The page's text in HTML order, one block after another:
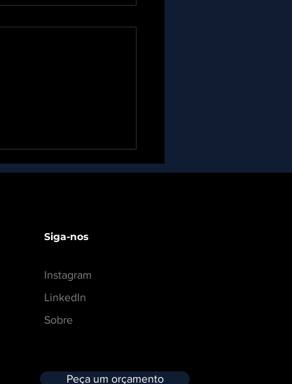
Siga-nos
Instagram
LinkedIn
Sobre
Peça um orçamento